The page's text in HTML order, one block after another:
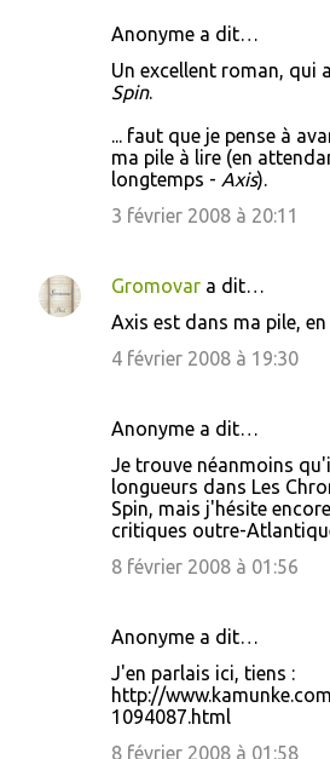
a
Anonyme a dit…
Un excellent roman, qui
Spin.
... faut que je pense à
ma pile à lire (en
longtemps - Axis).
3 février 2008 à 20:11
Gromovar a dit…
Axis est dans ma pile,
4 février 2008 à 19:30
Anonyme a dit…
Je trouve néanmoins
longueurs dans Les
Spin, mais j'hésite
critiques outre-
8 février 2008 à 01:56
Anonyme a dit…
J'en parlais ici, tiens :
http://
1094087.html
8 février 2008 à 01:58